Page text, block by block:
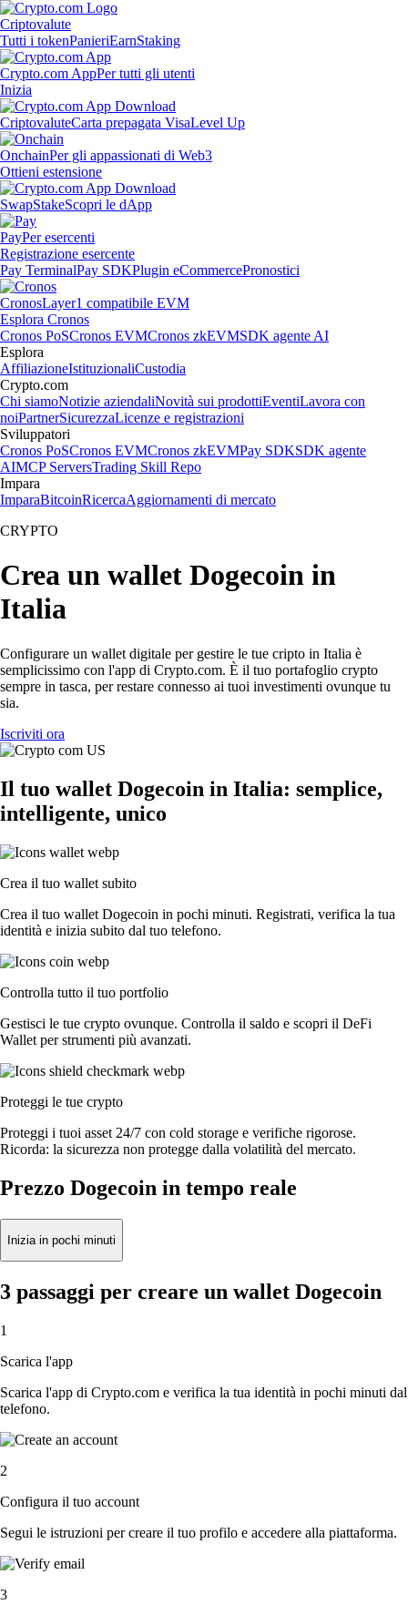
Criptovalute
Tutti i tokenPanieriEarnStaking
Crypto.com AppPer tutti gli utenti
Inizia
CriptovaluteCarta prepagata VisaLevel Up
OnchainPer gli appassionati di Web3
Ottieni estensione
SwapStakeScopri le dApp
PayPer esercenti
Registrazione esercente
Pay TerminalPay SDKPlugin eCommercePronostici
CronosLayer1 compatibile EVM
Esplora Cronos
Cronos PoSCronos EVMCronos zkEVMSDK agente AI
Esplora
AffiliazioneIstituzionaliCustodia
Crypto.com
Chi siamoNotizie aziendaliNovità sui prodottiEventiLavora con
noiPartnerSicurezzaLicenze e registrazioni
Sviluppatori
Cronos PoSCronos EVMCronos zkEVMPay SDKSDK agente
AIMCP ServersTrading Skill Repo
Impara
ImparaBitcoinRicercaAggiornamenti di mercato
CRYPTO
Crea un wallet Dogecoin in
Italia
Configurare un wallet digitale per gestire le tue cripto in Italia è
semplicissimo con l'app di Crypto.com. È il tuo portafoglio crypto
sempre in tasca, per restare connesso ai tuoi investimenti ovunque tu
sia.
Iscriviti ora
Il tuo wallet Dogecoin in Italia: semplice,
intelligente, unico
Crea il tuo wallet subito
Crea il tuo wallet Dogecoin in pochi minuti. Registrati, verifica la tua
identità e inizia subito dal tuo telefono.
Controlla tutto il tuo portfolio
Gestisci le tue crypto ovunque. Controlla il saldo e scopri il DeFi
Wallet per strumenti più avanzati.
Proteggi le tue crypto
Proteggi i tuoi asset 24/7 con cold storage e verifiche rigorose.
Ricorda: la sicurezza non protegge dalla volatilità del mercato.
Prezzo Dogecoin in tempo reale
Inizia in pochi minuti
3 passaggi per creare un wallet Dogecoin
1
Scarica l'app
Scarica l'app di Crypto.com e verifica la tua identità in pochi minuti dal
telefono.
2
Configura il tuo account
Segui le istruzioni per creare il tuo profilo e accedere alla piattaforma.
3